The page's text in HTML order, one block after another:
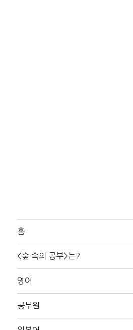
홈
<숲 속의 공부>는?
영어
공무원